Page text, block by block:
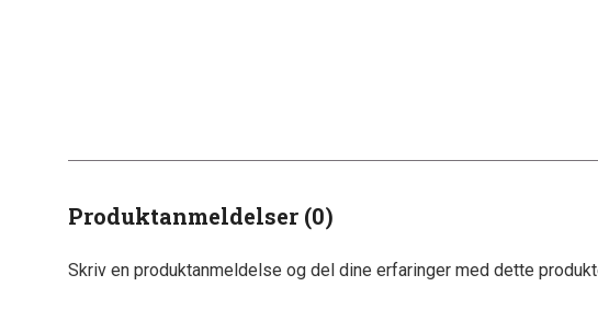
Produktanmeldelser (0)
Skriv en produktanmeldelse og del dine erfaringer med dette